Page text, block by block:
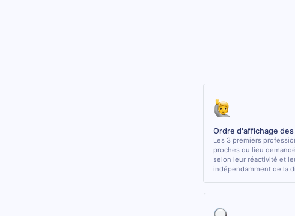
Ordre d'affichage
Les 3 premiers
proches du lieu
selon leur réactivité et
indépendamment de la